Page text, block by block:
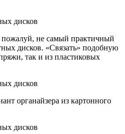
не самый практичный
дисков. «Связать» подобную
так и из пластиковых
органайзера из картонного